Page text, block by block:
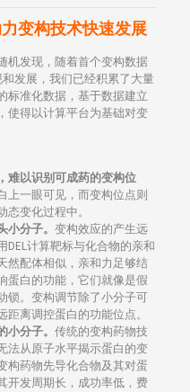
变构技术快速发展
机发现，随着首个变构数据
和发展，我们已经积累了大量
标准化数据，基于数据建立
使得以计算平台为基础对变
难以识别可成药的变构位
上一眼可见，而变构位点则
变化过程中。
分子。 变构效应的产生远
计算靶标与化合物的亲和
然配体相似，亲和力足够结
蛋白的功能，它们就像是假
锁。变构调节除了小分子可
离调控蛋白的功能位点。
分子。 传统的变构药物技
法从原子水平揭示蛋白的变
构药物先导化合物及其对蛋
开发周期长，成功率低，费